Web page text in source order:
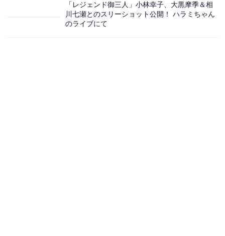
「レジェンド御三人」小林幸子、大黒摩季＆相
川七瀬とのスリーショット公開！ ハラミちゃん
のライブにて